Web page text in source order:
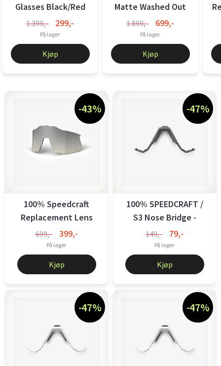
Glasses Black/Red
1.399,- 299,-
På lager
Kjøp
Matte Washed Out
Neon Pink - ...
1.899,- 699,-
På lager
Kjøp
-43%
100% Speedcraft
Replacement Lens
Low Light Yellow ...
699,- 399,-
På lager
Kjøp
-47%
100% SPEEDCRAFT /
S3 Nose Bridge -
Regular - ...
149,- 79,-
På lager
Kjøp
-47% -47%